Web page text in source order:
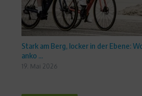
Stark am Berg, locker in der Ebene:
anko ...
19. Mai 2026